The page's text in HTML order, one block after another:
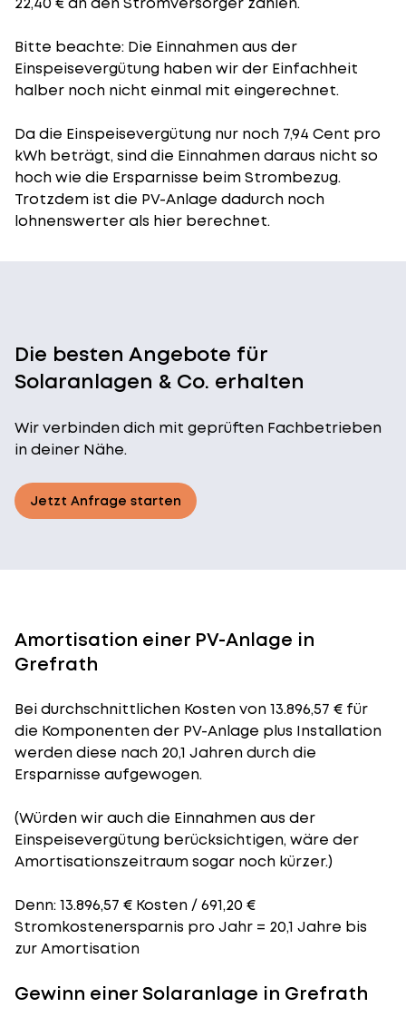
Bitte beachte: Die Einnahmen aus der
Einspeisevergütung haben wir der Einfachheit
halber noch nicht einmal mit eingerechnet.
Da die Einspeisevergütung nur noch 7,94 Cent pro
kWh beträgt, sind die Einnahmen daraus nicht so
hoch wie die Ersparnisse beim Strombezug.
Trotzdem ist die PV-Anlage dadurch noch
lohnenswerter als hier berechnet.
Die besten Angebote für
Solaranlagen & Co. erhalten
Wir verbinden dich mit geprüften Fachbetrieben
in deiner Nähe.
Jetzt Anfrage starten
Amortisation einer PV-Anlage in
Grefrath
Bei durchschnittlichen Kostenvon 13.896,57 € für
die Komponenten der PV-Anlage plus Installation
werden diese nach 20,1 Jahren durch die
Ersparnisse aufgewogen.
(Würden wir auch die Einnahmen aus der
Einspeisevergütung berücksichtigen, wäre der
Amortisationszeitraumsogar noch kürzer.)
Denn: 13.896,57 € Kosten / 691,20 €
Stromkostenersparnis pro Jahr = 20,1 Jahre bis
zur Amortisation
Gewinn einer Solaranlage in Grefrath